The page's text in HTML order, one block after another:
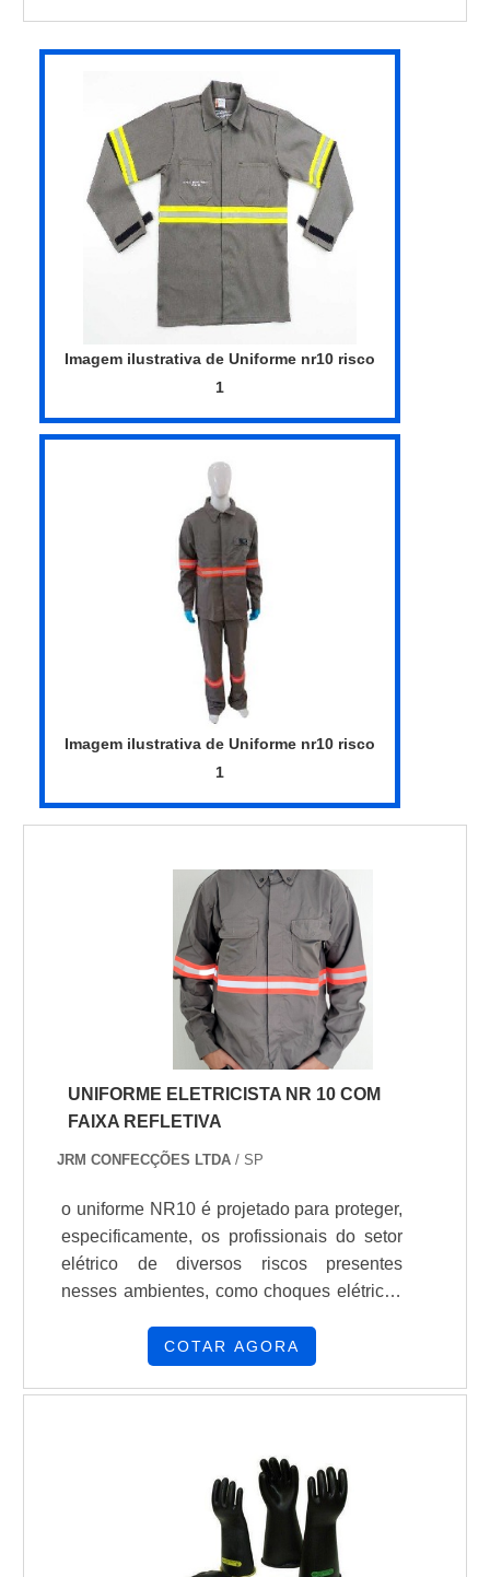
mais do que um simples uniforme de
padronização. Características do produtoO
uniforme de proteção dispõe de tratamento
especial que r...
Imagem ilustrativa de Uniforme nr10 risco
1
Imagem ilustrativa de Uniforme nr10 risco
1
UNIFORME ELETRICISTA NR 10 COM
FAIXA REFLETIVA
JRM CONFECÇÕES LTDA / SP
o uniforme NR10 é projetado para proteger,
especificamente, os profissionais do setor
elétrico de diversos riscos presentes
nesses ambientes, como choques elétricos
inúmeras vantagens do uso deste uniforme,
confecção dessas peças são a resistência,
sua empresa garante a todos os
elétricos Em síntese, o uniforme NR10 é
confeccionado com materiais isolantes e
antiestáticos, que impedem a condução de
COTAR AGORA